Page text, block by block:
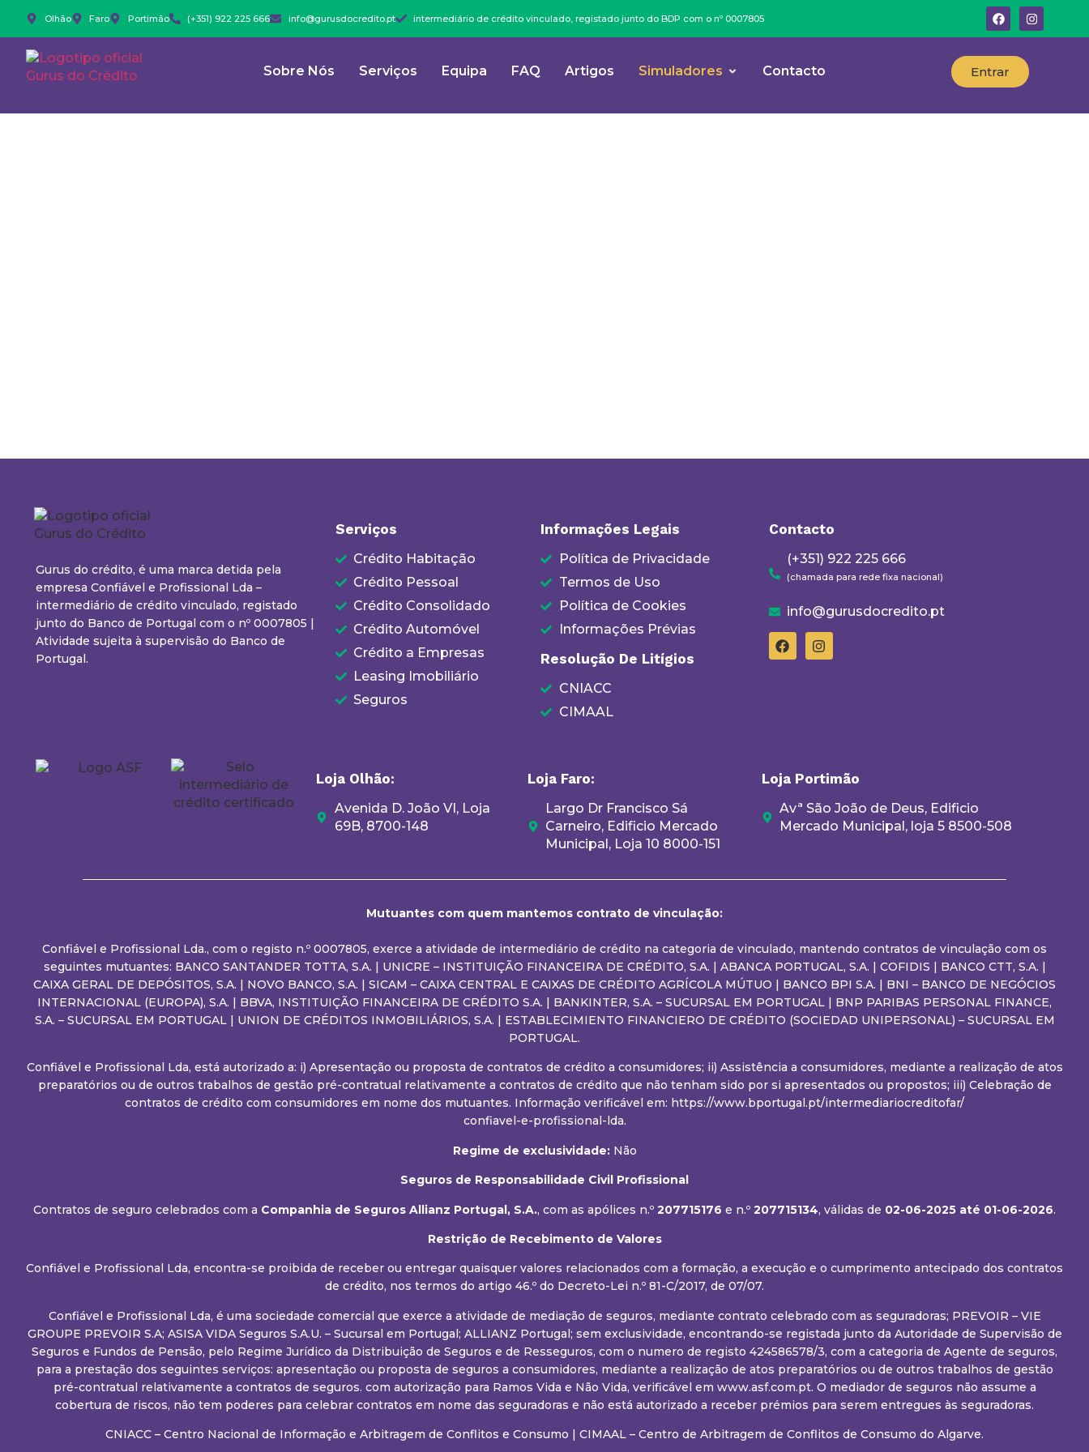
Olhão Faro Portimão (+351) 922 225 666 info@gurusdocredito.pt intermediário de crédito vinculado, registado junto do BDP com o nº 0007805
Sobre Nós Serviços Equipa FAQ Artigos Simuladores Contacto Entrar
Gurus do crédito, é uma marca detida pela
empresa Confiável e Profissional Lda –
intermediário de crédito vinculado, registado
junto do Banco de Portugal com o nº 0007805 |
Atividade sujeita à supervisão do Banco de
Portugal.
Serviços
Crédito Habitação
Crédito Pessoal
Crédito Consolidado
Crédito Automóvel
Crédito a Empresas
Leasing Imobiliário
Seguros
Informações Legais
Política de Privacidade
Termos de Uso
Política de Cookies
Informações Prévias
Resolução De Litígios
CNIACC
CIMAAL
Contacto
(+351) 922 225 666
(chamada para rede fixa nacional)
info@gurusdocredito.pt
Loja Olhão:
Avenida D. João VI, Loja
69B, 8700-148
Loja Faro:
Largo Dr Francisco Sá
Carneiro, Edificio Mercado
Municipal, Loja 10 8000-151
Loja Portimão
Avª São João de Deus, Edificio
Mercado Municipal, loja 5 8500-508
Mutuantes com quem mantemos contrato de vinculação:
Confiável e Profissional Lda., com o registo n.º 0007805, exerce a atividade de intermediário de crédito na categoria de vinculado, mantendo contratos de vinculação com os
seguintes mutuantes: BANCO SANTANDER TOTTA, S.A. | UNICRE – INSTITUIÇÃO FINANCEIRA DE CRÉDITO, S.A. | ABANCA PORTUGAL, S.A. | COFIDIS | BANCO CTT, S.A. |
CAIXA GERAL DE DEPÓSITOS, S.A. | NOVO BANCO, S.A. | SICAM – CAIXA CENTRAL E CAIXAS DE CRÉDITO AGRÍCOLA MÚTUO | BANCO BPI S.A. | BNI – BANCO DE NEGÓCIOS
INTERNACIONAL (EUROPA), S.A. | BBVA, INSTITUIÇÃO FINANCEIRA DE CRÉDITO S.A. | BANKINTER, S.A. – SUCURSAL EM PORTUGAL | BNP PARIBAS PERSONAL FINANCE,
S.A. – SUCURSAL EM PORTUGAL | UNION DE CRÉDITOS INMOBILIÁRIOS, S.A. | ESTABLECIMIENTO FINANCIERO DE CRÉDITO (SOCIEDAD UNIPERSONAL) – SUCURSAL EM
PORTUGAL.
Confiável e Profissional Lda, está autorizado a: i) Apresentação ou proposta de contratos de crédito a consumidores; ii) Assistência a consumidores, mediante a realização de atos
preparatórios ou de outros trabalhos de gestão pré-contratual relativamente a contratos de crédito que não tenham sido por si apresentados ou propostos; iii) Celebração de
contratos de crédito com consumidores em nome dos mutuantes. Informação verificável em: https://www.bportugal.pt/intermediariocreditofar/
confiavel-e-profissional-lda.
Regime de exclusividade:Não
Seguros de Responsabilidade Civil Profissional
Contratos de seguro celebrados com a Companhia de Seguros Allianz Portugal, S.A., com as apólices n.º 207715176 e n.º 207715134, válidas de 02-06-2025 até 01-06-2026.
Restrição de Recebimento de Valores
Confiável e Profissional Lda, encontra-se proibida de receber ou entregar quaisquer valores relacionados com a formação, a execução e o cumprimento antecipado dos contratos
de crédito, nos termos do artigo 46.º do Decreto-Lei n.º 81-C/2017, de 07/07.
Confiável e Profissional Lda, é uma sociedade comercial que exerce a atividade de mediação de seguros, mediante contrato celebrado com as seguradoras; PREVOIR – VIE
GROUPE PREVOIR S.A; ASISA VIDA Seguros S.A.U. – Sucursal em Portugal; ALLIANZ Portugal; sem exclusividade, encontrando-se registada junto da Autoridade de Supervisão de
Seguros e Fundos de Pensão, pelo Regime Jurídico da Distribuição de Seguros e de Resseguros, com o numero de registo 424586578/3, com a categoria de Agente de seguros,
para a prestação dos seguintes serviços: apresentação ou proposta de seguros a consumidores, mediante a realização de atos preparatórios ou de outros trabalhos de gestão
pré-contratual relativamente a contratos de seguros. com autorização para Ramos Vida e Não Vida, verificável em www.asf.com.pt. O mediador de seguros não assume a
cobertura de riscos, não tem poderes para celebrar contratos em nome das seguradoras e não está autorizado a receber prémios para serem entregues às seguradoras.
CNIACC – Centro Nacional de Informação e Arbitragem de Conflitos e Consumo | CIMAAL – Centro de Arbitragem de Conflitos de Consumo do Algarve.